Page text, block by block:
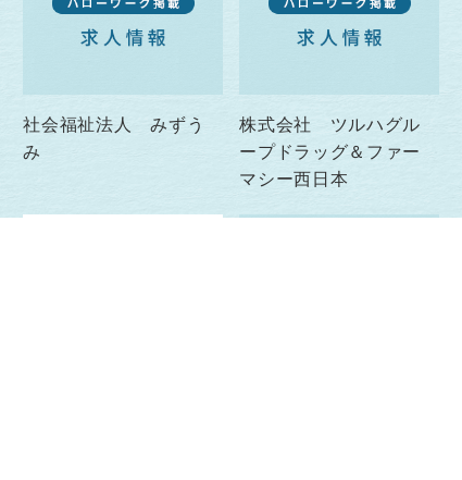
社会福祉法人 みずう
み
株式会社 ツルハグル
ープドラッグ＆ファー
マシー西日本